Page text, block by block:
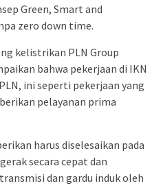
Green, Smart and
zero down time.
kelistrikan PLN Group
bahwa pekerjaan di IKN
ini seperti pekerjaan yang
pelayanan prima
harus diselesaikan pada
secara cepat dan
dan gardu induk oleh